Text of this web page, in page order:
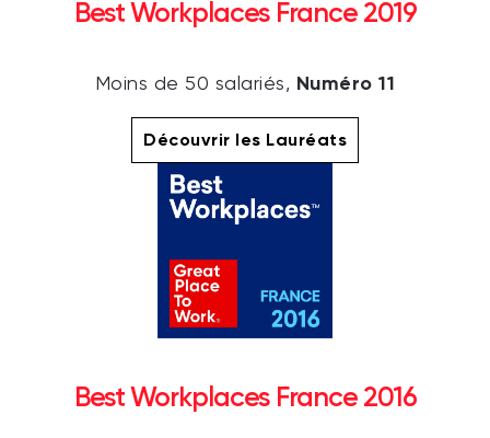
Best Workplaces France 2019
Moins de 50 salariés, Numéro 11
Découvrir les Lauréats
Best Workplaces France 2016